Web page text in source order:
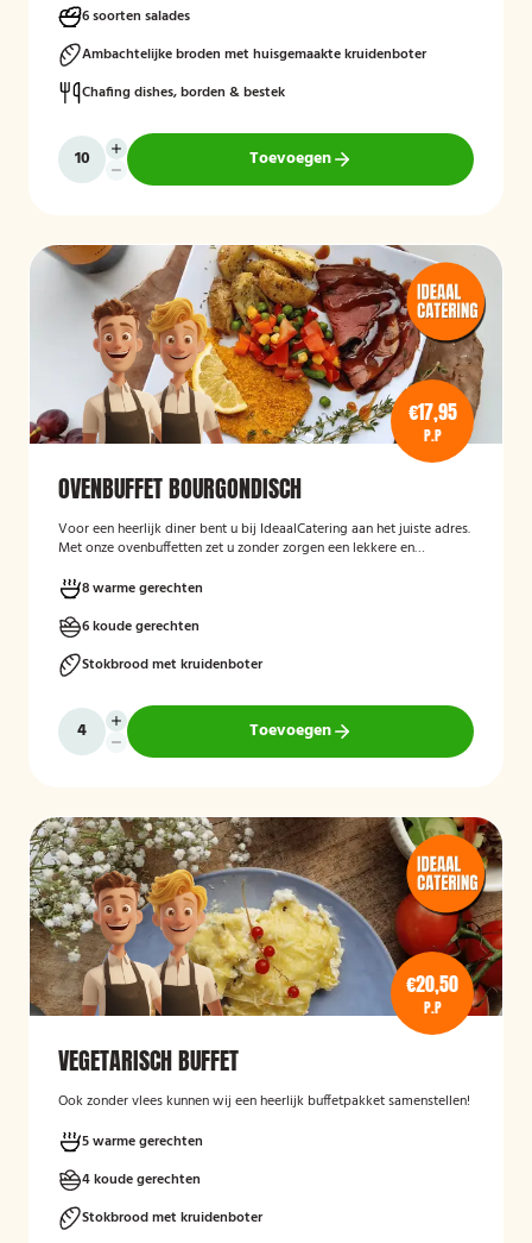
6 soorten salades
Ambachtelijke broden met huisgemaakte kruidenboter
Chafing dishes, borden & bestek
Toevoegen
€17,95
P.P
OVENBUFFET BOURGONDISCH
Voor een heerlijk diner bent u bij IdeaalCatering aan het juiste adres.
Met onze ovenbuffetten zet u zonder zorgen een lekkere en
personen is een ovenbuffet Ideaal!
8 warme gerechten
6 koude gerechten
Stokbrood met kruidenboter
Toevoegen
€20,50
P.P
VEGETARISCH BUFFET
Ook zonder vlees kunnen wij een heerlijk buffetpakket samenstellen!
5 warme gerechten
4 koude gerechten
Stokbrood met kruidenboter